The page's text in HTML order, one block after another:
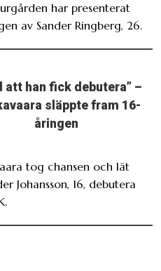
har presenterat
av Sander Ringberg, 26.
att han fick debutera” –
släppte fram 16-
åringen
tog chansen och lät
Johansson, 16, debutera